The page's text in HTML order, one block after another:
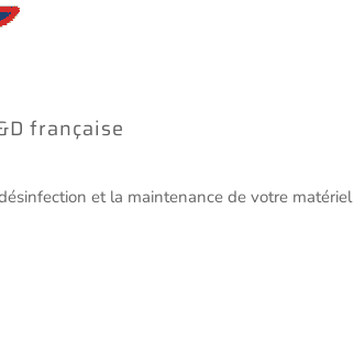
française
et la maintenance de votre matériel